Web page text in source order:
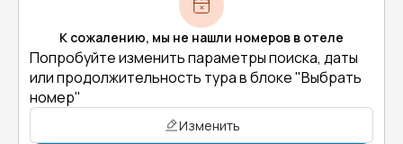
К сожалению, мы не нашли номеров в отеле
Попробуйте изменить параметры поиска, даты
или продолжительность тура в блоке "Выбрать
номер"
Изменить